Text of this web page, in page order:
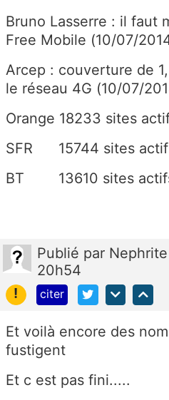
Bruno Lasserre : il faut
Free Mobile (10/07/
Arcep : couverture de
le réseau 4G (10/07/
Orange 18233 sites
SFR 15744 sites
BT 13610 sites
Publié par Nephrite
20h54
!
citer
Et voilà encore des
fustigent
Et c est pas fini.....